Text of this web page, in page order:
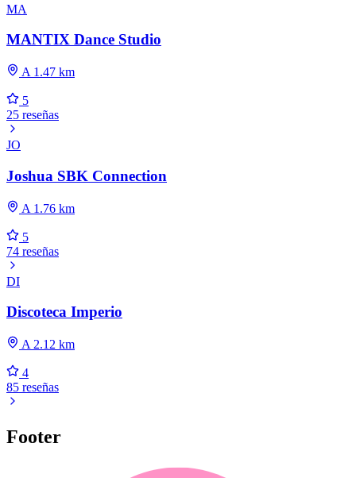
MA
MANTIX Dance Studio
A 1.47 km
5
25 reseñas
JO
Joshua SBK Connection
A 1.76 km
5
74 reseñas
DI
Discoteca Imperio
A 2.12 km
4
85 reseñas
Footer